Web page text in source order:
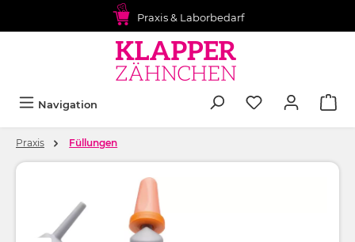
Praxis & Laborbedarf
Navigation
Praxis Füllungen
Bildergalerie überspringen